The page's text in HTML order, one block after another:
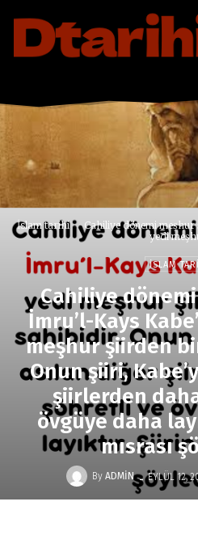
İslam tarihi
Cahiliye dönemi
yedi
İSLAM
Cahiliye
İmru’l-Kays
meşhur şiirden
Onun şiiri,
şiirlerden
övgüye daha
mısrası
By ADMIN - EYLÜL 12,